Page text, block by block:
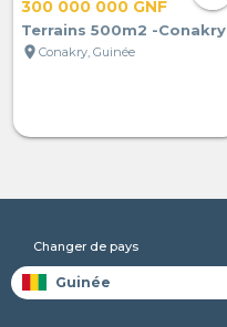
300 000 000 GNF
Terrains 500m2 -Conakry
location_on Conakry, Guinée
Changer de pays